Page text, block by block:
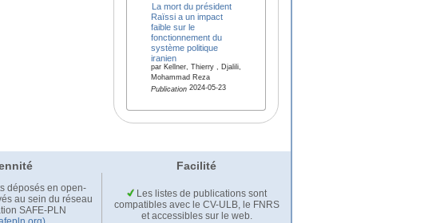
La mort du président
Raïssi a un impact
faible sur le
fonctionnement du
système politique
iranien
par Kellner, Thierry , Djalili,
Mohammad Reza
Publication2024-05-23
Facilité
déposés en open-
au sein du réseau
SAFE-PLN
Les listes de publications sont
compatibles avec le CV-ULB, le FNRS
et accessibles sur le web.